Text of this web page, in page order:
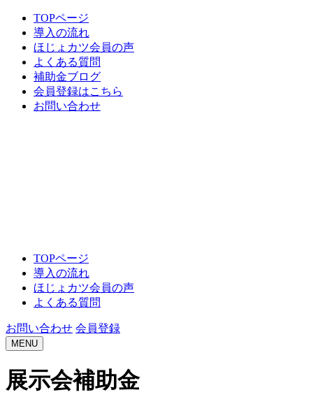
TOPページ
導入の流れ
ほじょカツ会員の声
よくある質問
補助金ブログ
会員登録はこちら
お問い合わせ
TOPページ
導入の流れ
ほじょカツ会員の声
よくある質問
お問い合わせ 会員登録
MENU
展示会補助金